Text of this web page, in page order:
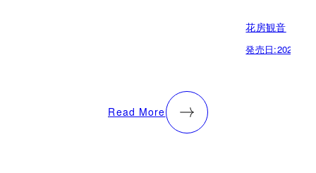
花房観音
発売日:
Read More